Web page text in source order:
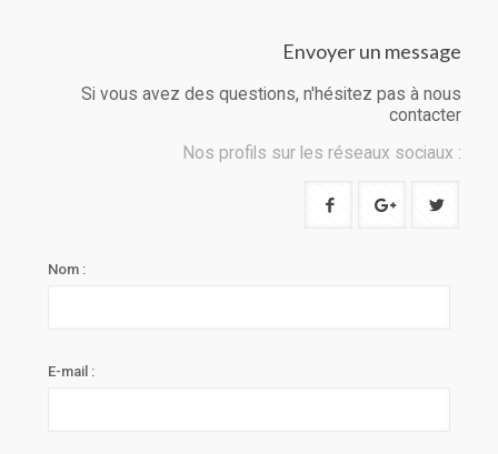
Envoyer un message
Si vous avez des questions, n'hésitez pas à nous
contacter
Nos profils sur les réseaux sociaux :
Nom :
E-mail :